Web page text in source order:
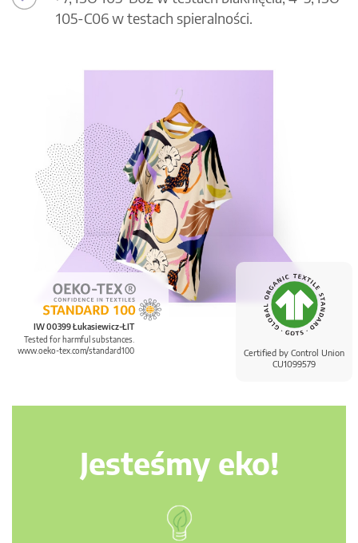
Certified by Control Union
CU1099579
IW 00399 Łukasiewicz-ŁIT
Tested for harmful substances.
www.oeko-tex.com/standard100
105-C06 w testach spieralności.
Jesteśmy eko!